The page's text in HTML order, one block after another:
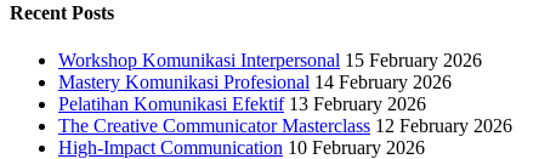
Recent Posts
Workshop Komunikasi Interpersonal 15 February 2026
Mastery Komunikasi Profesional 14 February 2026
Pelatihan Komunikasi Efektif 13 February 2026
The Creative Communicator Masterclass 12 February 2026
High-Impact Communication 10 February 2026